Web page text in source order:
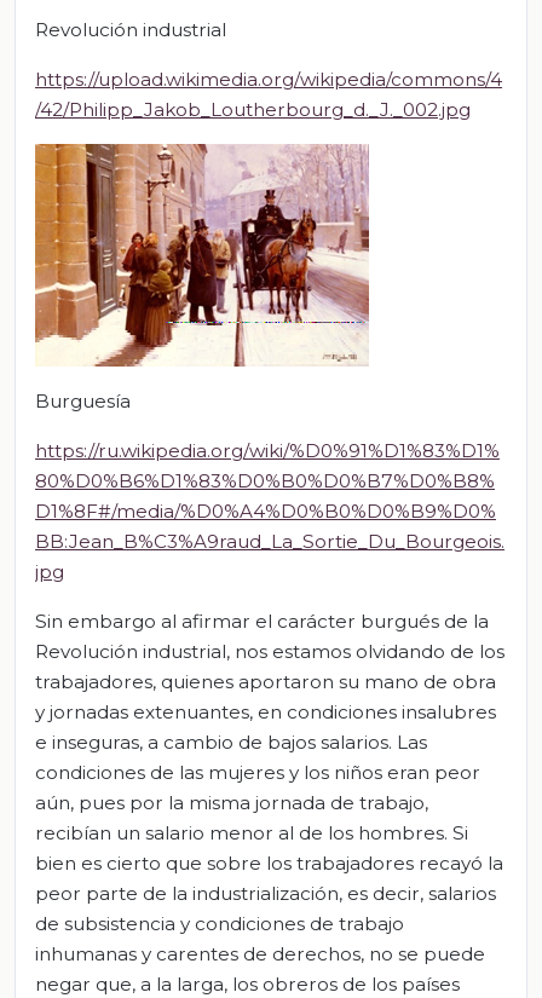
Revolución industrial
https://upload.wikimedia.org/wikipedia/commons/4
/42/Philipp_Jakob_Loutherbourg_d._J._002.jpg
Burguesía
https://ru.wikipedia.org/wiki/%D0%91%D1%83%D1%
80%D0%B6%D1%83%D0%B0%D0%B7%D0%B8%
D1%8F#/media/%D0%A4%D0%B0%D0%B9%D0%
BB:Jean_B%C3%A9raud_La_Sortie_Du_Bourgeois.
jpg
Sin embargo al afirmar el carácter burgués de la
Revolución industrial, nos estamos olvidando de los
trabajadores, quienes aportaron su mano de obra
y jornadas extenuantes, en condiciones insalubres
e inseguras, a cambio de bajos salarios. Las
condiciones de las mujeres y los niños eran peor
aún, pues por la misma jornada de trabajo,
recibían un salario menor al de los hombres. Si
bien es cierto que sobre los trabajadores recayó la
peor parte de la industrialización, es decir, salarios
de subsistencia y condiciones de trabajo
inhumanas y carentes de derechos, no se puede
negar que, a la larga, los obreros de los países